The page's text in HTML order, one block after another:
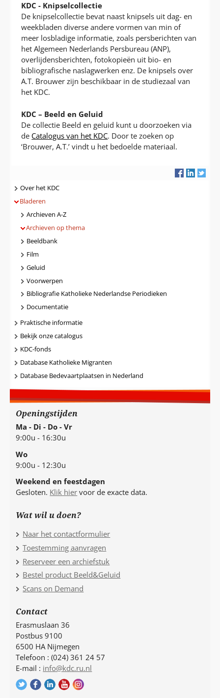
KDC - Knipselcollectie
De knipselcollectie bevat naast knipsels uit dag- en
weekbladen diverse andere vormen van min of
meer losbladige informatie, zoals persberichten van
het Algemeen Nederlands Persbureau (ANP),
overlijdensberichten, fotokopieën uit bio- en
bibliografische naslagwerken enz. De knipsels over
A.T. Brouwer zijn beschikbaar in de studiezaal van
het KDC.
KDC – Beeld en Geluid
De collectie Beeld en geluid kunt u doorzoeken via
de Catalogus van het KDC. Door te zoeken op
‘Brouwer, A.T.’ vindt u het bedoelde materiaal.
Navigatie
Over het KDC
Bladeren
Archieven A-Z
Archieven op thema
Beeldbank
Film
Geluid
Voorwerpen
Bibliografie Katholieke Nederlandse Periodieken
Documentatie
Praktische informatie
Bekijk onze catalogus
KDC-fonds
Database Katholieke Migranten
Database Bedevaartplaatsen in Nederland
Openingstijden
Ma - Di - Do - Vr
9:00u - 16:30u
Wo
9:00u - 12:30u
Weekend en feestdagen
Gesloten. Klik hier voor de exacte data.
Wat wil u doen?
Naar het contactformulier
Toestemming aanvragen
Reserveer een archiefstuk
Bestel product Beeld&Geluid
Scans on Demand
Contact
Erasmuslaan 36
Postbus 9100
6500 HA Nijmegen
Telefoon : (024) 361 24 57
E-mail : info@kdc.ru.nl